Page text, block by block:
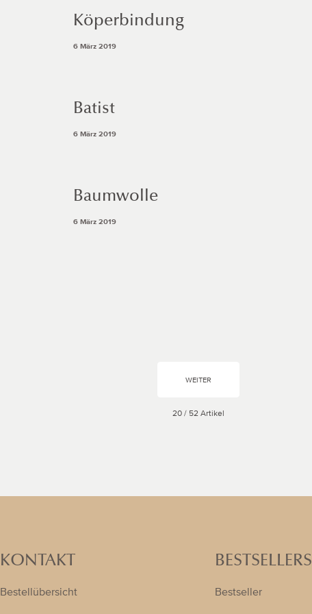
Köperbindung
6 März 2019
Batist
6 März 2019
Baumwolle
6 März 2019
WEITER
20 / 52 Artikel
KONTAKT
Bestellübersicht
BESTSELLERS
Bestseller